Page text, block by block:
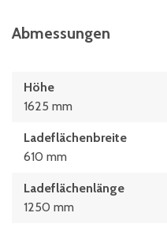
Abmessungen
Höhe
1625 mm
Ladeflächenbreite
610 mm
Ladeflächenlänge
1250 mm